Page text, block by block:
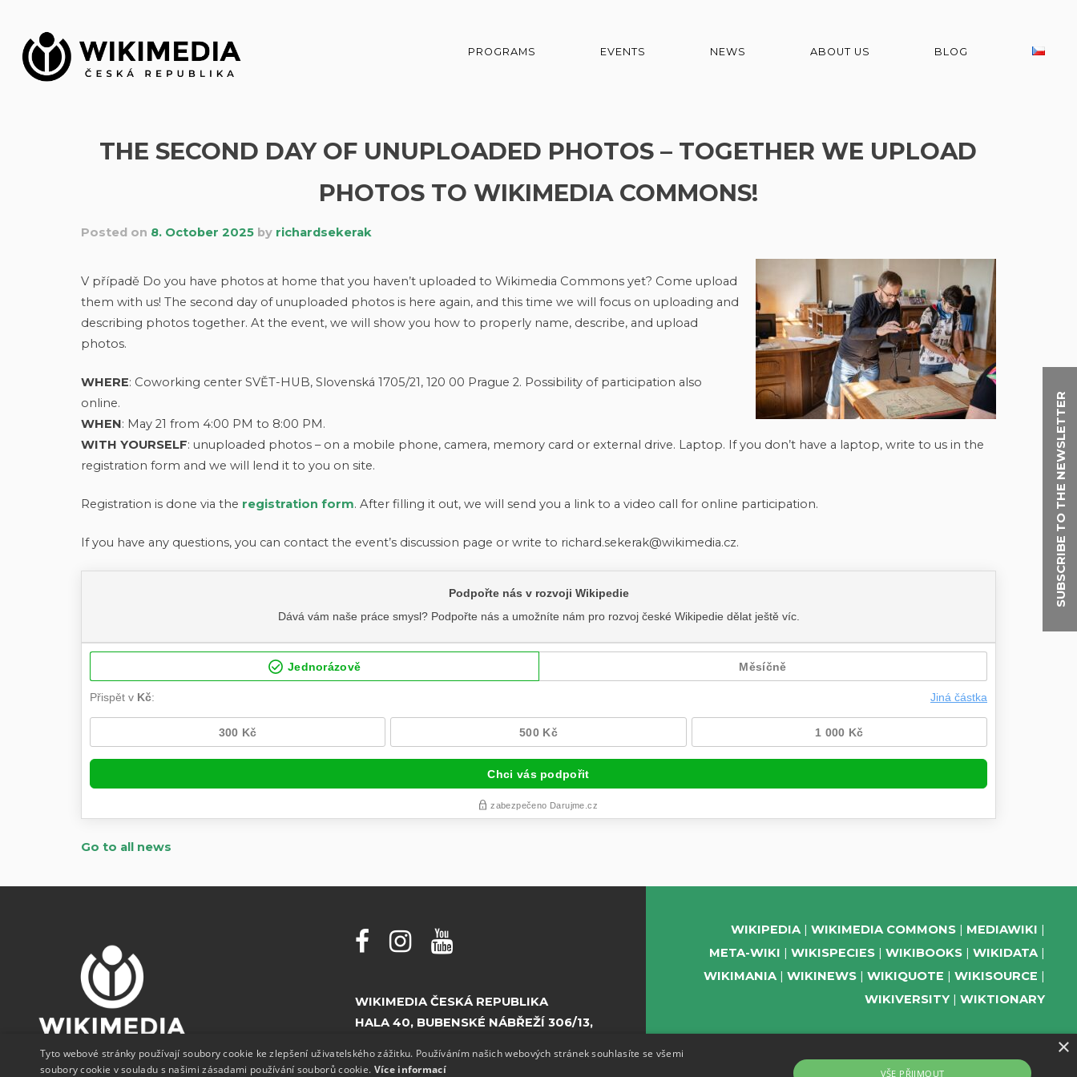
SUBSCRIBE TO THE NEWSLETTER
content
PROGRAMS EVENTS NEWS ABOUT US BLOG
THE SECOND DAY OF UNUPLOADED PHOTOS – TOGETHER WE UPLOAD
PHOTOS TO WIKIMEDIA COMMONS!
Posted on 8. October 2025by richardsekerak
V případě Do you have photos at home that you haven’t uploaded to Wikimedia Commons yet? Come upload
them with us! The second day of unuploaded photos is here again, and this time we will focus on uploading and
describing photos together. At the event, we will show you how to properly name, describe, and upload
photos.
WHERE: Coworking center SVĚT-HUB, Slovenská 1705/21, 120 00 Prague 2. Possibility of participation also
online.
WHEN: May 21 from 4:00 PM to 8:00 PM.
WITH YOURSELF: unuploaded photos – on a mobile phone, camera, memory card or external drive. Laptop. If you don’t have a laptop, write to us in the
registration form and we will lend it to you on site.
Registration is done via the registration form. After filling it out, we will send you a link to a video call for online participation.
If you have any questions, you can contact the event’s discussion page or write to richard.sekerak@wikimedia.cz.
Go to all news
WIKIMEDIA ČESKÁ REPUBLIKA
HALA 40, BUBENSKÉ NÁBŘEŽÍ 306/13,
WIKIPEDIA WIKIMEDIA COMMONS
MEDIAWIKI
META-WIKI
WIKISPECIES WIKIBOOKS
WIKIDATA
WIKIMANIA
WIKINEWS WIKIQUOTE
WIKISOURCE
WIKIVERSITY
WIKTIONARY
SUPPORT US
×
Tyto webové stránky používají soubory cookie ke zlepšení uživatelského zážitku. Používáním našich webových stránek souhlasíte se všemi
soubory cookie v souladu s našimi zásadami používání souborů cookie. Více informací VŠE PŘIJMOUT